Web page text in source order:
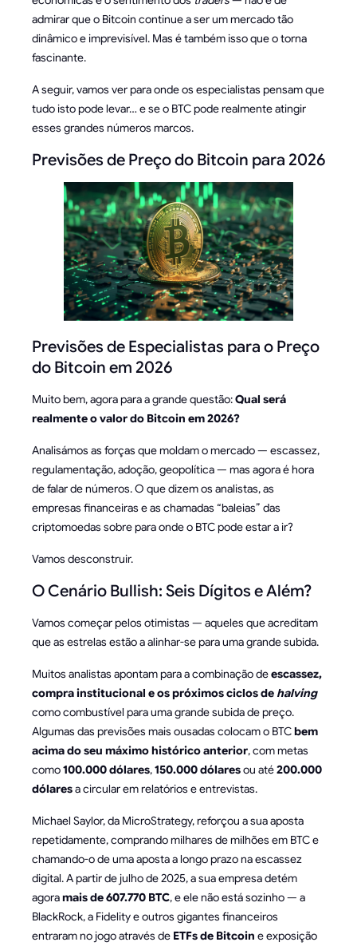
admirar que o Bitcoin continue a ser um mercado tão
dinâmico e imprevisível. Mas é também isso que o torna
fascinante.
A seguir, vamos ver para onde os especialistas pensam que
tudo isto pode levar… e se o BTC pode realmente atingir
esses grandes números marcos.
Previsões de Preço do Bitcoin para 2026
Previsões de Especialistas para o Preço
do Bitcoin em 2026
Muito bem, agora para a grande questão:Qual será
realmente o valor do Bitcoin em 2026?
Analisámos as forças que moldam o mercado — escassez,
regulamentação, adoção, geopolítica — mas agora é hora
de falar de números. O que dizem os analistas, as
empresas financeiras e as chamadas “baleias” das
criptomoedas sobre para onde o BTC pode estar a ir?
Vamos desconstruir.
O Cenário Bullish: Seis Dígitos e Além?
Vamos começar pelos otimistas — aqueles que acreditam
que as estrelas estão a alinhar-se para uma grande subida.
Muitos analistas apontam para a combinação deescassez,
compra institucional e os próximos ciclos de halving
como combustível para uma grande subida de preço.
Algumas das previsões mais ousadas colocam o BTCbem
acima do seu máximo histórico anterior, com metas
como100.000 dólares,150.000 dólaresou até200.000
dólaresa circular em relatórios e entrevistas.
Michael Saylor, da MicroStrategy, reforçou a sua aposta
repetidamente, comprando milhares de milhões em BTC e
chamando-o de uma aposta a longo prazo na escassez
digital. A partir de julho de 2025, a sua empresa detém
agoramais de 607.770 BTC, e ele não está sozinho — a
BlackRock, a Fidelity e outros gigantes financeiros
entraram no jogo através de ETFs de Bitcoin e exposição